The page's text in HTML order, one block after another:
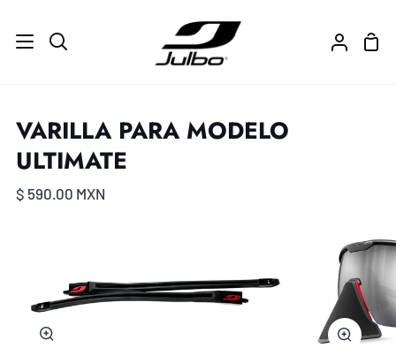
directamente
Buscar
Mi
VARILLA PARA MODELO
ULTIMATE
$ 590.00 MXN